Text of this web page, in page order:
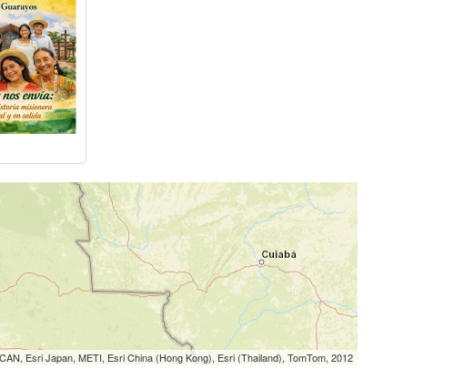
Esri Japan, METI, Esri China (Hong Kong), Esri (Thailand), TomTom, 2012